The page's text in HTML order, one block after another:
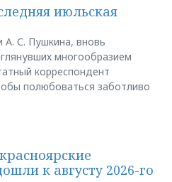
июльская
А. С. Пушкина, вновь
многообразием
корреспондент
полюбоваться заботливо
к августу 2026-го